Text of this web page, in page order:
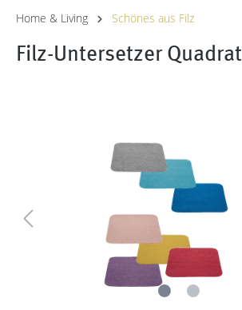
Home & Living Schönes aus Filz
Filz-Untersetzer Quadrat